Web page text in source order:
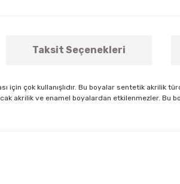
Taksit Seçenekleri
çok kullanışlıdır. Bu boyalar sentetik akrilik
akrilik ve enamel boyalardan etkilenmezler. Bu